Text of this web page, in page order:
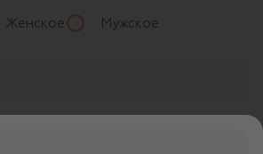
Женское Мужское